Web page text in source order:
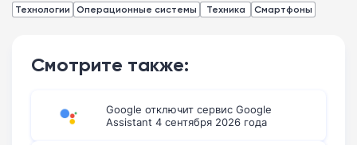
Технологии Операционные системы Техника Смартфоны
Смотрите также:
Google отключит сервис Google
Assistant 4 сентября 2026 года